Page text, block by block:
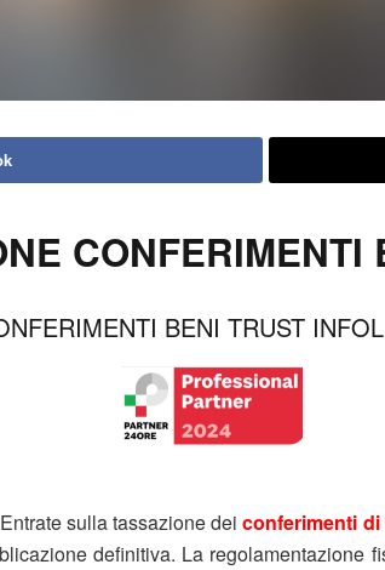
CONFERIMENTI
BENI TRUST
sulla tassazione deiconferimenti
definitiva. La regolamentazione